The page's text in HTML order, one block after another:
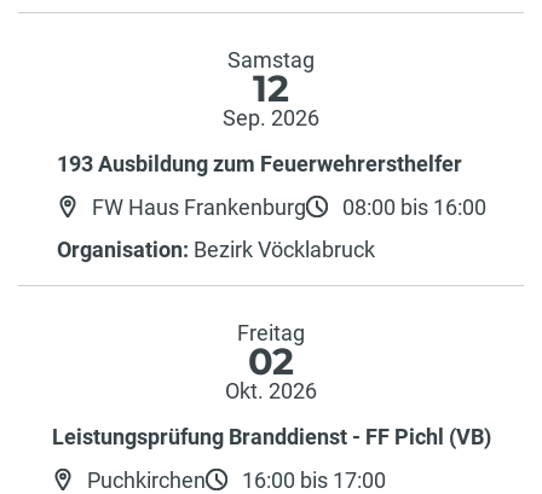
Samstag
12
Sep. 2026
193 Ausbildung zum Feuerwehrersthelfer
FW Haus Frankenburg
08:00 bis 16:00
Organisation: Bezirk Vöcklabruck
Freitag
02
Okt. 2026
Leistungsprüfung Branddienst - FF Pichl (VB)
Puchkirchen
16:00 bis 17:00